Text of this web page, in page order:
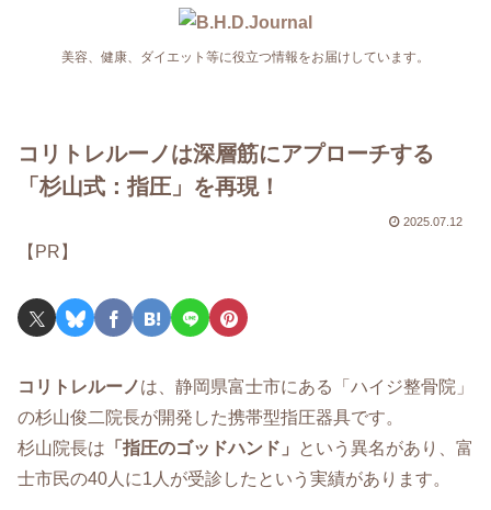
美容、健康、ダイエット等に役立つ情報をお届けしています。
コリトレルーノは深層筋にアプローチする
「杉山式：指圧」を再現！
2025.07.12
【PR】
コリトレルーノは、静岡県富士市にある「ハイジ整骨院」
の杉山俊二院長が開発した携帯型指圧器具です。
杉山院長は 「指圧のゴッドハンド」
という異名があり、富
士市民の40人に1人が受診したという実績があります。